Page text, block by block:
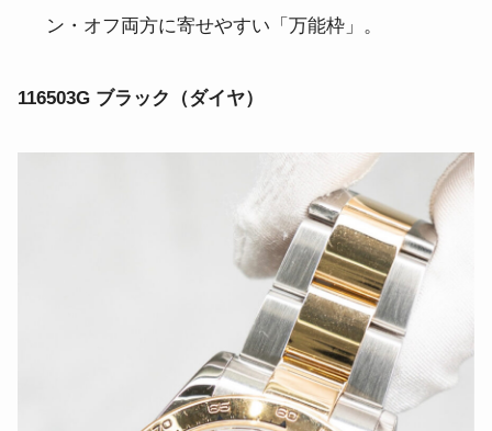
ン・オフ両方に寄せやすい「万能枠」。
116503G ブラック（ダイヤ）